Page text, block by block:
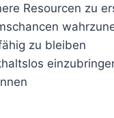
Resourcen zu
zu bleiben